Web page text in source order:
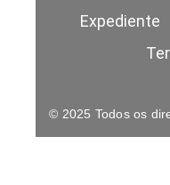
Expediente
© 2025 Todos os